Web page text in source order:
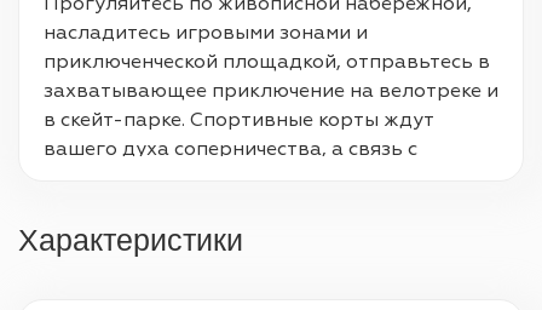
насладитесь игровыми зонами и
приключенческой площадкой, отправьтесь в
захватывающее приключение на велотреке и
в скейт-парке. Спортивные корты ждут
вашего духа соперничества, а связь с
передвижение. ARLO занимает идеальное
Характеристики